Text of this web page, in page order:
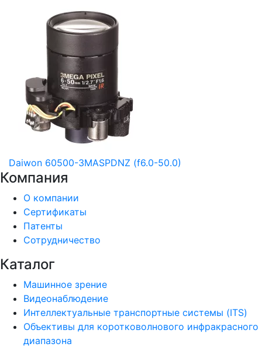
Daiwon 60500-3MASPDNZ (f6.0-50.0)
Компания
О компании
Сертификаты
Патенты
Сотрудничество
Каталог
Машинное зрение
Видеонаблюдение
Интеллектуальные транспортные системы (ITS)
Объективы для коротковолнового инфракрасного
диапазона